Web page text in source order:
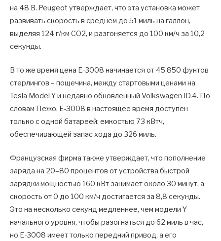
на 48 В. Peugeot утверждает, что эта установка может
развивать скорость в среднем до 51 миль на галлон,
выделяя 124 г/км CO2, и разгоняется до 100 км/ч за 10,2
секунды.
В то же время цена E-3008 начинается от 45 850 фунтов
стерлингов – пощечина, между стартовыми ценами на
Tesla Model Y и недавно обновленный Volkswagen ID.4. По
словам Пежо, E-3008 в настоящее время доступен
только с одной батареей: емкостью 73 кВтч,
обеспечивающей запас хода до 326 миль.
Французская фирма также утверждает, что пополнение
заряда на 20–80 процентов от устройства быстрой
зарядки мощностью 160 кВт занимает около 30 минут, а
скорость от 0 до 100 км/ч достигается за 8,8 секунды.
Это на несколько секунд медленнее, чем модели Y
начального уровня, чтобы разогнаться до 62 миль в час,
но E-3008 имеет только передний привод, а его